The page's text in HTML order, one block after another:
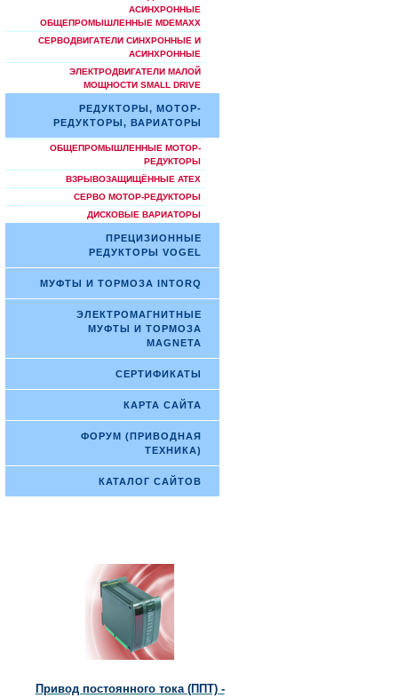
АСИНХРОННЫЕ
ОБЩЕПРОМЫШЛЕННЫЕ MDEMAXX
СЕРВОДВИГАТЕЛИ СИНХРОННЫЕ И
АСИНХРОННЫЕ
ЭЛЕКТРОДВИГАТЕЛИ МАЛОЙ
МОЩНОСТИ SMALL DRIVE
РЕДУКТОРЫ, МОТОР-
РЕДУКТОРЫ, ВАРИАТОРЫ
ОБЩЕПРОМЫШЛЕННЫЕ МОТОР-
РЕДУКТОРЫ
ВЗРЫВОЗАЩИЩЁННЫЕ ATEX
СЕРВО МОТОР-РЕДУКТОРЫ
ДИСКОВЫЕ ВАРИАТОРЫ
ПРЕЦИЗИОННЫЕ
РЕДУКТОРЫ VOGEL
МУФТЫ И ТОРМОЗА INTORQ
ЭЛЕКТРОМАГНИТНЫЕ
МУФТЫ И ТОРМОЗА
MAGNETA
СЕРТИФИКАТЫ
КАРТА САЙТА
ФОРУМ (ПРИВОДНАЯ
ТЕХНИКА)
КАТАЛОГ САЙТОВ
Привод постоянного тока (ППТ) -